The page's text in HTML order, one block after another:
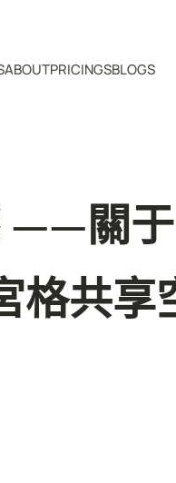
ABOUTPRICINGSBLOGS
——關
格共享